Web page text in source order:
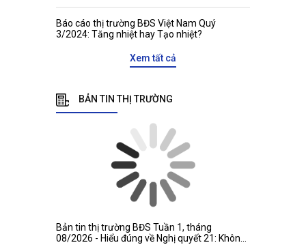
Báo cáo thị trường BĐS Việt Nam Quý
3/2024: Tăng nhiệt hay Tạo nhiệt?
Xem tất cả
BẢN TIN THỊ TRƯỜNG
Bản tin thị trường BĐS Tuần 1, tháng
08/2026 - Hiểu đúng về Nghị quyết 21: Không